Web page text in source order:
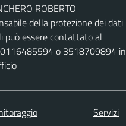
ROBERTO
della protezione dei dati
può essere contattato al
o 3518709894 in
Servizi